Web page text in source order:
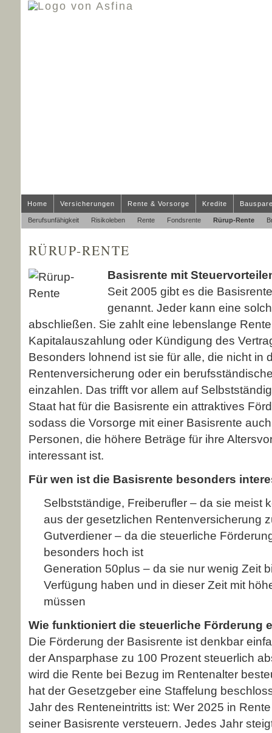
Home Versicherungen Rente & Vorsorge
Berufs­unfähig­keit Risikoleben Rente Fondsrente Rürup-Rente
Kredite
RÜRUP-RENTE
Basisrente mit
Seit 2005 gibt es die
genannt. Jeder kann eine
abschließen. Sie zahlt eine lebenslange
Kapitalauszahlung oder Kündigung des
Besonders lohnend ist sie für alle, die nicht in
Rentenversicherung oder ein
einzahlen. Das trifft vor allem auf
Staat hat für die Basisrente ein attraktives
sodass die Vorsorge mit einer Basisrente
Per­sonen, die höhere Beträge für ihre
interessant ist.
Für wen ist die Basisrente besonders
Selbstständige, Freiberufler – da sie meist
aus der gesetzlichen Rentenversicherung
Gutverdiener – da die steuerliche
besonders hoch ist
Generation 50plus – da sie nur wenig Zeit
Verfügung haben und in dieser Zeit mit
müssen
Wie funktioniert die steuerliche Förderung
Die Förderung der Basisrente ist denkbar
der Ansparphase zu 100 Prozent steuerlich
wird die Rente bei Bezug im Rentenalter
hat der Gesetzgeber eine Staffelung
Jahr des Renteneintritts ist: Wer 2025 in
seiner Basisrente versteuern. Jedes Jahr